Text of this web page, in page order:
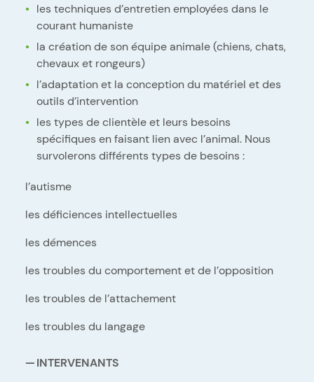
les techniques d’entretien employées dans le
courant humaniste
la création de son équipe animale (chiens, chats,
chevaux et rongeurs)
l’adaptation et la conception du matériel et des
outils d’intervention
les types de clientèle et leurs besoins
spécifiques en faisant lien avec l’animal. Nous
survolerons différents types de besoins :
l’autisme
les déficiences intellectuelles
les démences
les troubles du comportement et de l’opposition
les troubles de l’attachement
les troubles du langage
INTERVENANTS